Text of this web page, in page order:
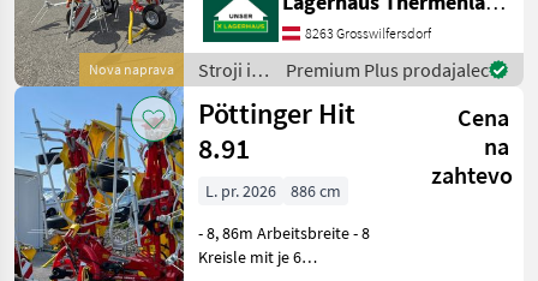
Nova naprava
Grenzstreueinrichtung Das
Lagerhaus Thermenland
bietet einen PÖTTINGER
HIT 6.69 Heuwender zum
Verkauf an. Aussta
8263 Grosswilfersdorf
Stroji in
oprema
za žetev
in
spravilo
Premium Plus prodajalec
Pöttinger Hit
8.91
Cena
na
zahtevo
L. pr. 2026
886 cm
- 8, 86m Arbeitsbreite - 8
Kreisle mit je 6